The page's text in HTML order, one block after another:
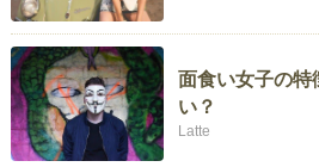
面食い女子の特
い？
Latte